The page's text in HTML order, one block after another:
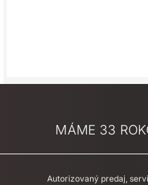
MÁME 33
Autorizovaný predaj,